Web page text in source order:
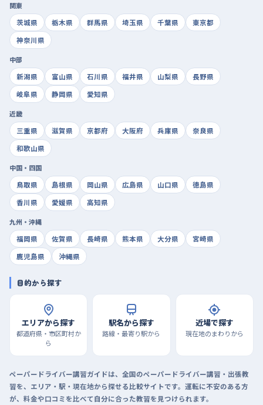
関東
茨城県
栃木県 群馬県 埼玉県 千葉県
東京都
神奈川県
中部
新潟県
富山県 石川県 福井県 山梨県
長野県
岐阜県
静岡県 愛知県
近畿
三重県
滋賀県 京都府 大阪府 兵庫県
奈良県
和歌山県
中国・四国
鳥取県
島根県 岡山県 広島県 山口県
徳島県
香川県
愛媛県 高知県
九州・沖縄
福岡県
佐賀県 長崎県 熊本県 大分県
宮崎県
鹿児島県
沖縄県
目的から探す
エリアから探す
都道府県・市区町村か
ら
駅名から探す
路線・最寄り駅から
近場で探す
現在地のまわりから
ペーパードライバー講習ガイドは、全国のペーパードライバー講習・出張教
習を、エリア・駅・現在地から探せる比較サイトです。運転に不安のある方
が、料金や口コミを比べて自分に合った教習を見つけられます。